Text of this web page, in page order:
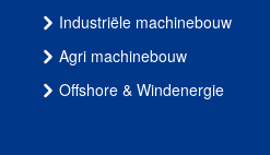
Industriële machinebouw
Agri machinebouw
Offshore & Windenergie